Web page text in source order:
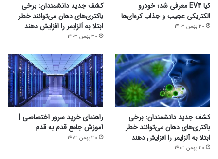
کیا EV4 معرفی شد؛ خودرو
الکتریکی عجیب و جذاب کره‌ای‌ها
30 بهمن 1403
کشف جدید دانشمندان: برخی
باکتری‌های دهان می‌توانند خطر
ابتلا به آلزایمر را افزایش دهند
30 بهمن 1403
کشف جدید دانشمندان: برخی
باکتری‌های دهان می‌توانند خطر
ابتلا به آلزایمر را افزایش دهند
30 بهمن 1403
راهنمای خرید سرور اختصاصی |
آموزش جامع قدم به قدم
30 بهمن 1403